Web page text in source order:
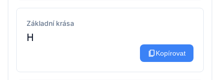
Základní krása
ᕼ
content_copyKopírovat